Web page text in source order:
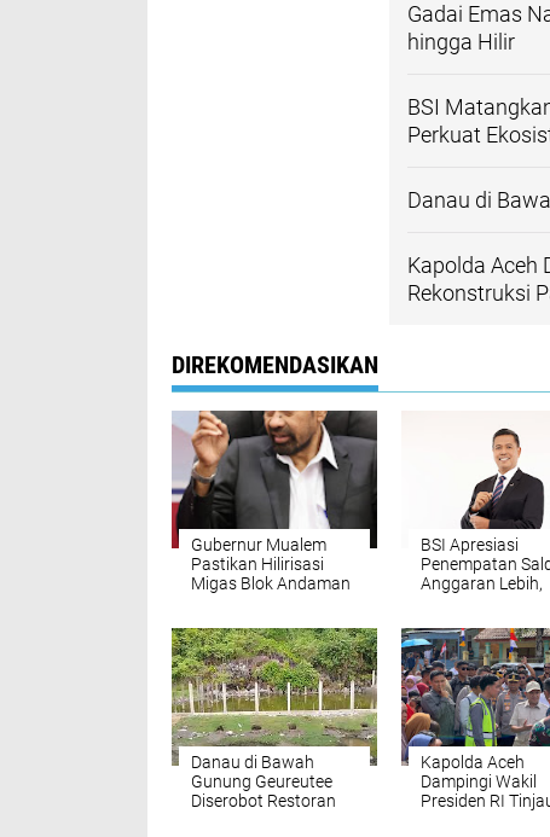
Gadai Emas
hingga Hilir
BSI
Perkuat
Danau di
Kapolda Aceh
Rekonstruksi
DIREKOMENDASIKAN
Gubernur Mualem
Pastikan Hilirisasi
Migas Blok Andaman
BSI Apresiasi
Penempatan
Anggaran Lebih,
Dorong Ekonomi
Rakyat
Danau di Bawah
Gunung Geureutee
Diserobot Restoran
Kapolda Aceh
Dampingi Wakil
Presiden RI